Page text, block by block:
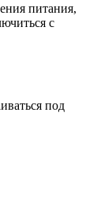
питания,
с
под